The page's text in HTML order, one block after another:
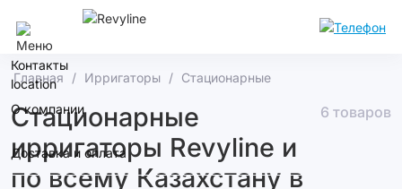
Контакты
О компании
Доставка и оплата
Главная Ирригаторы Стационарные
Стационарные
ирригаторы Revyline и
по всему Казахстану в
6 товаров